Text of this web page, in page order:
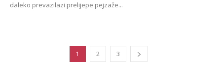
daleko prevazilazi prelijepe pejzaže...
1 2 3